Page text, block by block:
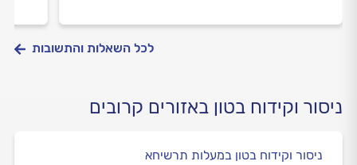
לכל השאלות והתשובות
ניסור וקידוח בטון באזורים קרובים
ניסור וקידוח בטון במעלות תרשיחא